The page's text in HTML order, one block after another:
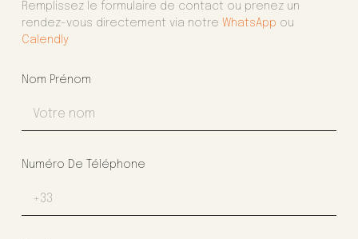
Remplissez le formulaire de contact ou prenez un
rendez-vous directement via notre WhatsApp ou
Calendly
Nom Prénom
Numéro De Téléphone